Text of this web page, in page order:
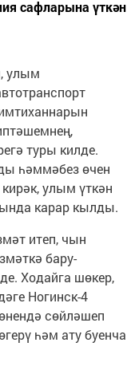
сафларына үткән
улым
туры килде.
һәммәбез өчен
улым үткән
карар кылды.
итеп, чын
бару-
Ходайга шөкер,
Ногинск-4
сөйләшеп
һәм ату буенча